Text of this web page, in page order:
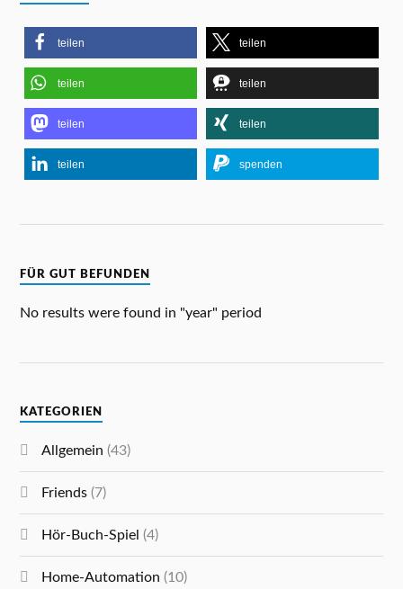
teilen teilen
teilen teilen
teilen teilen
teilen spenden
FÜR GUT BEFUNDEN
No results were found in "year" period
KATEGORIEN
Allgemein (43)
Friends (7)
Hör-Buch-Spiel (4)
Home-Automation (10)